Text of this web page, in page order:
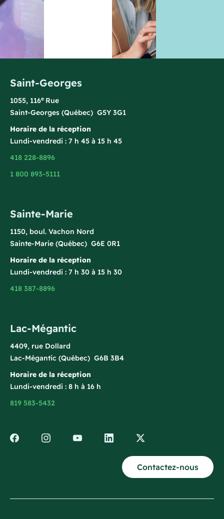
Saint-Georges
1055, 116e Rue
Saint-Georges (Québec) G5Y 3G1
Horaire de la réception
Lundi-vendredi : 7 h 45 à 15 h 45
418 228-8896
1 800 893-5111
Sainte-Marie
1150, boul. Vachon Nord
Sainte-Marie (Québec) G6E 0R1
Horaire de la réception
Lundi-vendredi : 7 h 30 à 15 h 30
418 387-8896
Lac-Mégantic
4409, rue Dollard
Lac-Mégantic (Québec) G6B 3B4
Horaire de la réception
Lundi-vendredi : 8 h à 16 h
819 583-5432
Contactez-nous